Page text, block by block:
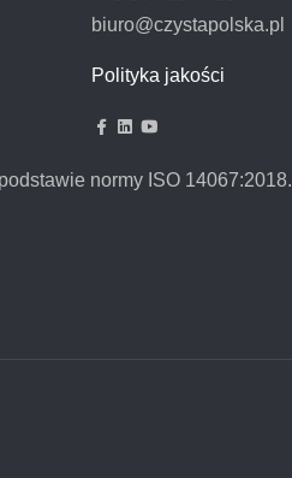
biuro@czystapolska.pl
Polityka jakości
normy ISO 14067:2018.